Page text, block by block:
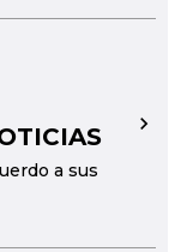
a sus
→